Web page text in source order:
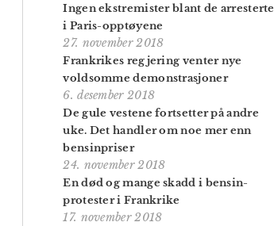
Ingen ekstremister blant de arresterte
i Paris-opptøyene
27. november 2018
Frankrikes regjering venter nye
voldsomme demonstrasjoner
6. desember 2018
De gule vestene fortsetter på andre
uke. Det handler om noe mer enn
bensinpriser
24. november 2018
En død og mange skadd i bensin­
protester i Frankrike
17. november 2018